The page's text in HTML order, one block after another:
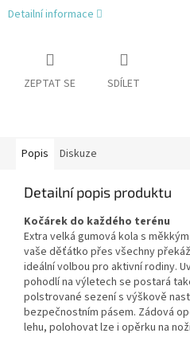
Detailní informace
ZEPTAT SE SDÍLET
Popis Diskuze
Detailní popis produktu
Kočárek do každého terénu
Extra velká gumová kola s
vaše děťátko přes všechny
ideální volbou pro aktivní rodiny.
pohodlí na výletech se postará
polstrované sezení s výškově
bezpečnostním pásem. Zádová
lehu, polohovat lze i opěrku na